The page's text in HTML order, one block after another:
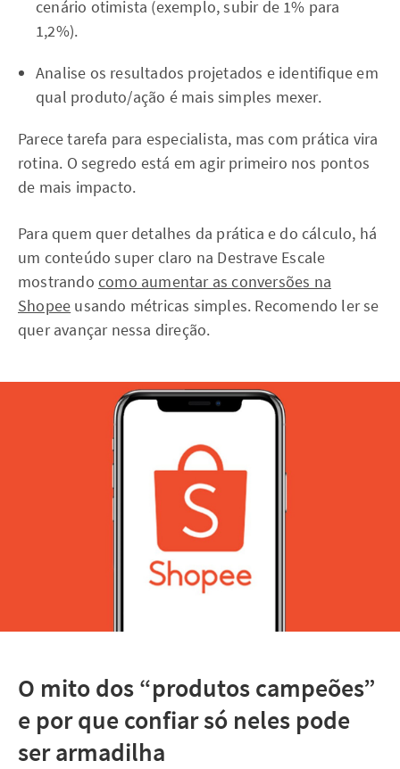
cenário otimista (exemplo, subir de 1% para
1,2%).
Analise os resultados projetados e identifique em
qual produto/ação é mais simples mexer.
Parece tarefa para especialista, mas com prática vira
rotina. O segredo está em agir primeiro nos pontos
de mais impacto.
Para quem quer detalhes da prática e do cálculo, há
um conteúdo super claro na Destrave Escale
mostrando como aumentar as conversões na
Shopee usando métricas simples. Recomendo ler se
quer avançar nessa direção.
O mito dos “produtos campeões”
e por que confiar só neles pode
ser armadilha